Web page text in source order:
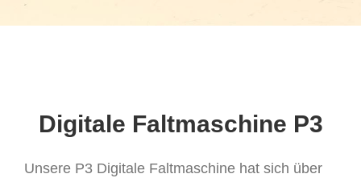
Digitale Faltmaschine P3
Unsere P3 Digitale Faltmaschine hat sich über